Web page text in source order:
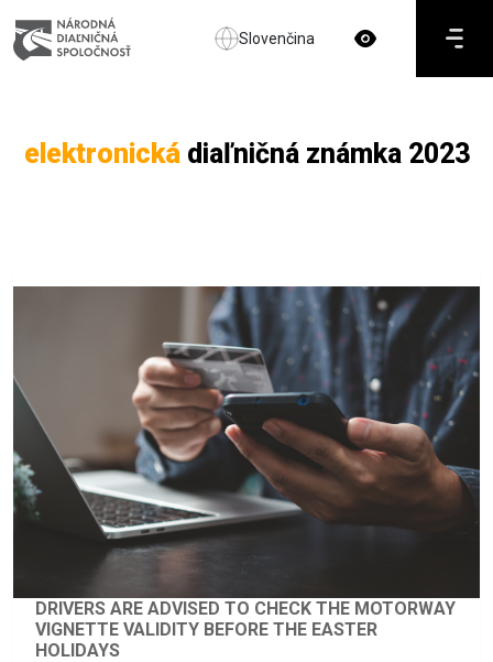
Slovenčina
elektronickádiaľničná známka 2023
DRIVERS ARE ADVISED TO CHECK THE MOTORWAY
VIGNETTE VALIDITY BEFORE THE EASTER
HOLIDAYS